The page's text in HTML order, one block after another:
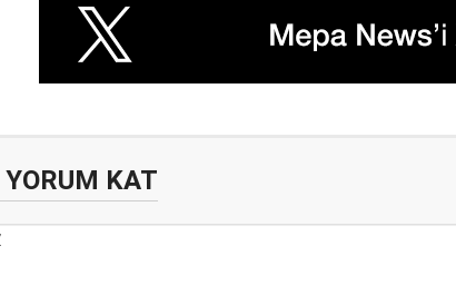
YORUM KAT